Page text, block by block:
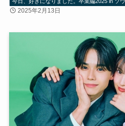
2025年2月13日